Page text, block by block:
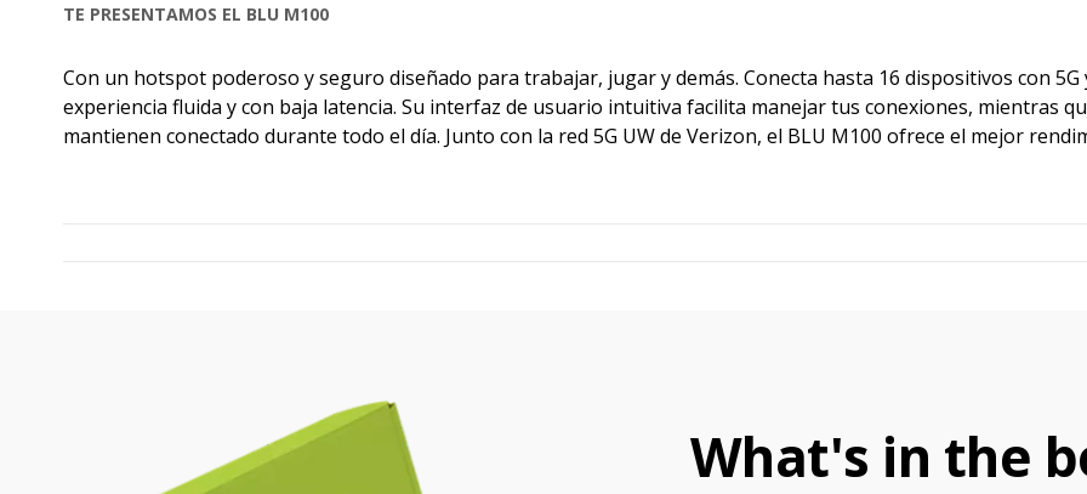
TE PRESENTAMOS EL BLU M100
Con un hotspot poderoso y seguro diseñado para trabajar, jugar y demás. Conecta hasta 16 dispositivos con
experiencia fluida y con baja latencia. Su interfaz de usuario intuitiva facilita manejar tus conexiones, mientras
mantienen conectado durante todo el día. Junto con la red 5G UW de Verizon, el BLU M100 ofrece el mejor
What's in the